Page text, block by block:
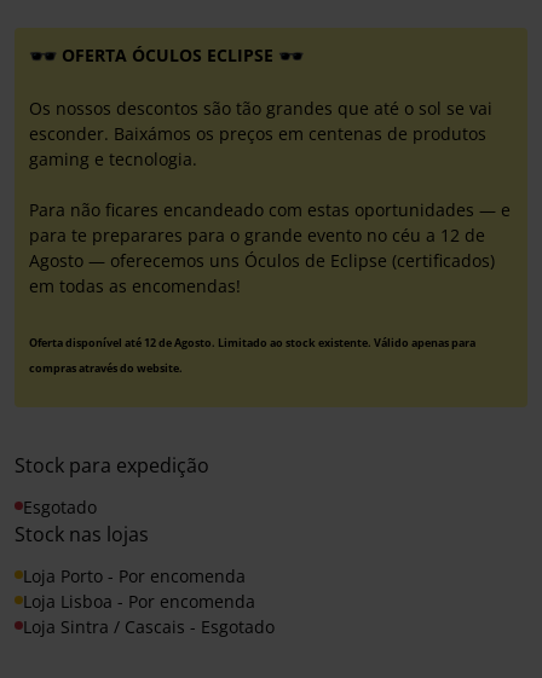
OFERTA ÓCULOS ECLIPSE
Os nossos descontos são tão grandes que até o sol se vai
esconder. Baixámos os preços em centenas de produtos
gaming e tecnologia.
Para não ficares encandeado com estas oportunidades — e
para te preparares para o grande evento no céu a 12 de
Agosto — oferecemos uns Óculos de Eclipse (certificados)
em todas as encomendas!
Oferta disponível até 12 de Agosto. Limitado ao stock existente. Válido apenas para
compras através do website.
Stock para expedição
Esgotado
Stock nas lojas
Loja Porto - Por encomenda
Loja Lisboa - Por encomenda
Loja Sintra / Cascais - Esgotado